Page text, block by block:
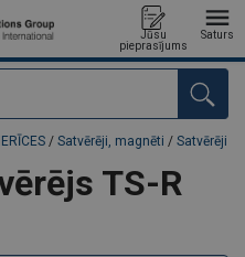
Jūsu
pieprasījums
Saturs
/ Satvērēji, magnēti / Satvērēji
TS-R